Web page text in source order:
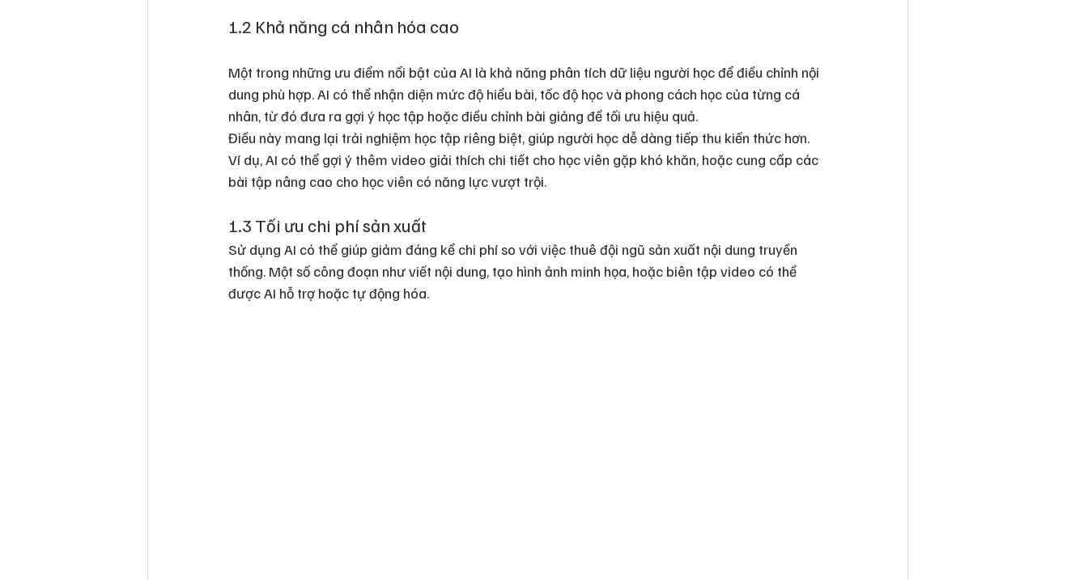
1.2 Khả năng cá nhân hóa cao
Một trong những ưu điểm nổi bật của AI là khả năng phân tích dữ liệu người học để điều chỉnh nội
dung phù hợp. AI có thể nhận diện mức độ hiểu bài, tốc độ học và phong cách học của từng cá
nhân, từ đó đưa ra gợi ý học tập hoặc điều chỉnh bài giảng để tối ưu hiệu quả.
Điều này mang lại trải nghiệm học tập riêng biệt, giúp người học dễ dàng tiếp thu kiến thức hơn.
Ví dụ, AI có thể gợi ý thêm video giải thích chi tiết cho học viên gặp khó khăn, hoặc cung cấp các
bài tập nâng cao cho học viên có năng lực vượt trội.
1.3 Tối ưu chi phí sản xuất
Sử dụng AI có thể giúp giảm đáng kể chi phí so với việc thuê đội ngũ sản xuất nội dung truyền
thống. Một số công đoạn như viết nội dung, tạo hình ảnh minh họa, hoặc biên tập video có thể
được AI hỗ trợ hoặc tự động hóa.